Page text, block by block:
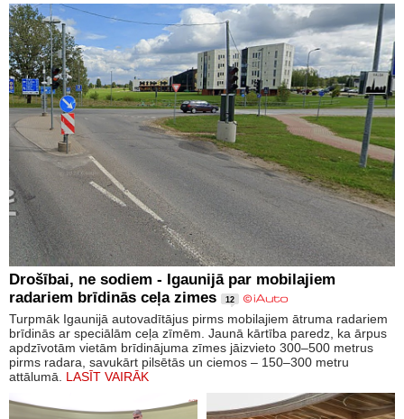
Drošībai, ne sodiem - Igaunijā par mobilajiem
radariem brīdinās ceļa zimes
12
Turpmāk Igaunijā autovadītājus pirms mobilajiem ātruma radariem
brīdinās ar speciālām ceļa zīmēm. Jaunā kārtība paredz, ka ārpus
apdzīvotām vietām brīdinājuma zīmes jāizvieto 300–500 metrus
pirms radara, savukārt pilsētās un ciemos – 150–300 metru
attālumā. LASĪT VAIRĀK